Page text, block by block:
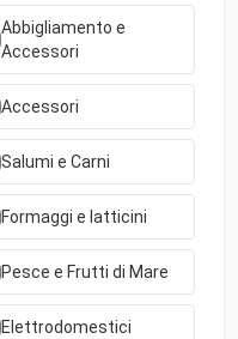
Abbigliamento e
Accessori
Accessori
Salumi e Carni
Formaggi e latticini
Pesce e Frutti di Mare
Elettrodomestici